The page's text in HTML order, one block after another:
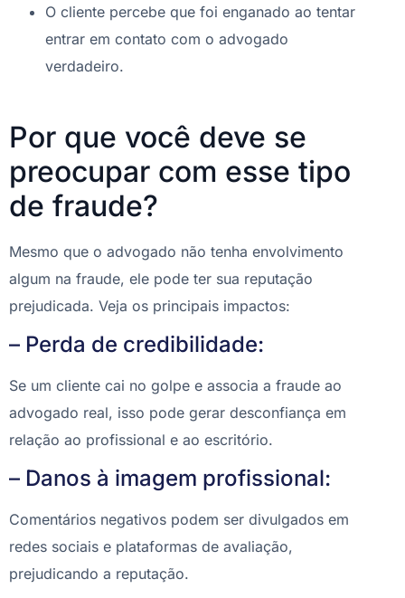
O cliente percebe que foi enganado ao tentar
entrar em contato com o advogado
verdadeiro.
Por que você deve se
preocupar com esse tipo
de fraude?
Mesmo que o advogado não tenha envolvimento
algum na fraude, ele pode ter sua reputação
prejudicada. Veja os principais impactos:
– Perda de credibilidade:
Se um cliente cai no golpe e associa a fraude ao
advogado real, isso pode gerar desconfiança em
relação ao profissional e ao escritório.
– Danos à imagem profissional:
Comentários negativos podem ser divulgados em
redes sociais e plataformas de avaliação,
prejudicando a reputação.